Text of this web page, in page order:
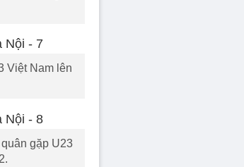
Việt Nam lên
gặp U23